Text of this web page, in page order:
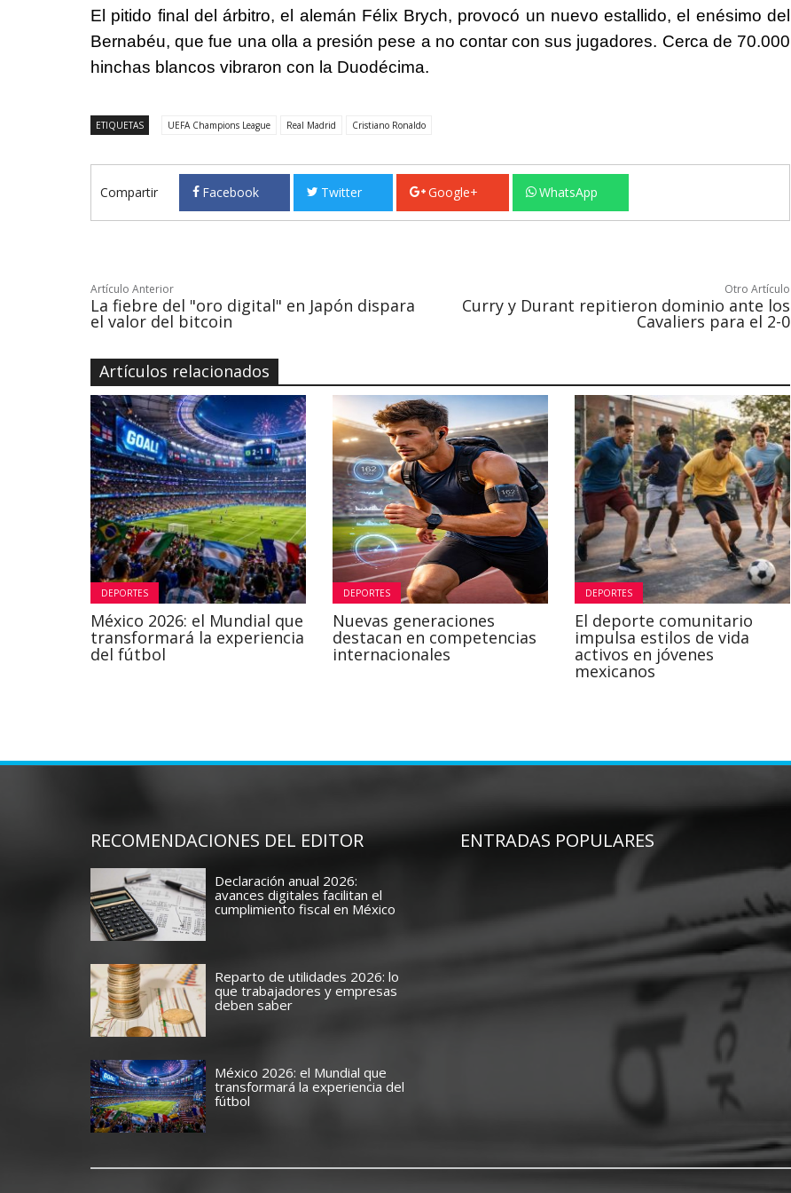
El pitido final del árbitro, el alemán Félix Brych, provocó un nuevo estallido, el enésimo del
Bernabéu, que fue una olla a presión pese a no contar con sus jugadores. Cerca de 70.000
hinchas blancos vibraron con la Duodécima.
ETIQUETAS UEFA Champions League Real Madrid Cristiano Ronaldo
Compartir Facebook Twitter Google+ WhatsApp
Artículo Anterior
La fiebre del "oro digital" en Japón dispara
el valor del bitcoin
Otro Artículo
Curry y Durant repitieron dominio ante los
Cavaliers para el 2-0
Artículos relacionados
DEPORTES
México 2026: el Mundial que
transformará la experiencia
del fútbol
DEPORTES
Nuevas generaciones
destacan en competencias
internacionales
DEPORTES
El deporte comunitario
impulsa estilos de vida
activos en jóvenes
mexicanos
RECOMENDACIONES DEL EDITOR
Declaración anual 2026:
avances digitales facilitan el
cumplimiento fiscal en México
Reparto de utilidades 2026: lo
que trabajadores y empresas
deben saber
México 2026: el Mundial que
transformará la experiencia del
fútbol
ENTRADAS POPULARES